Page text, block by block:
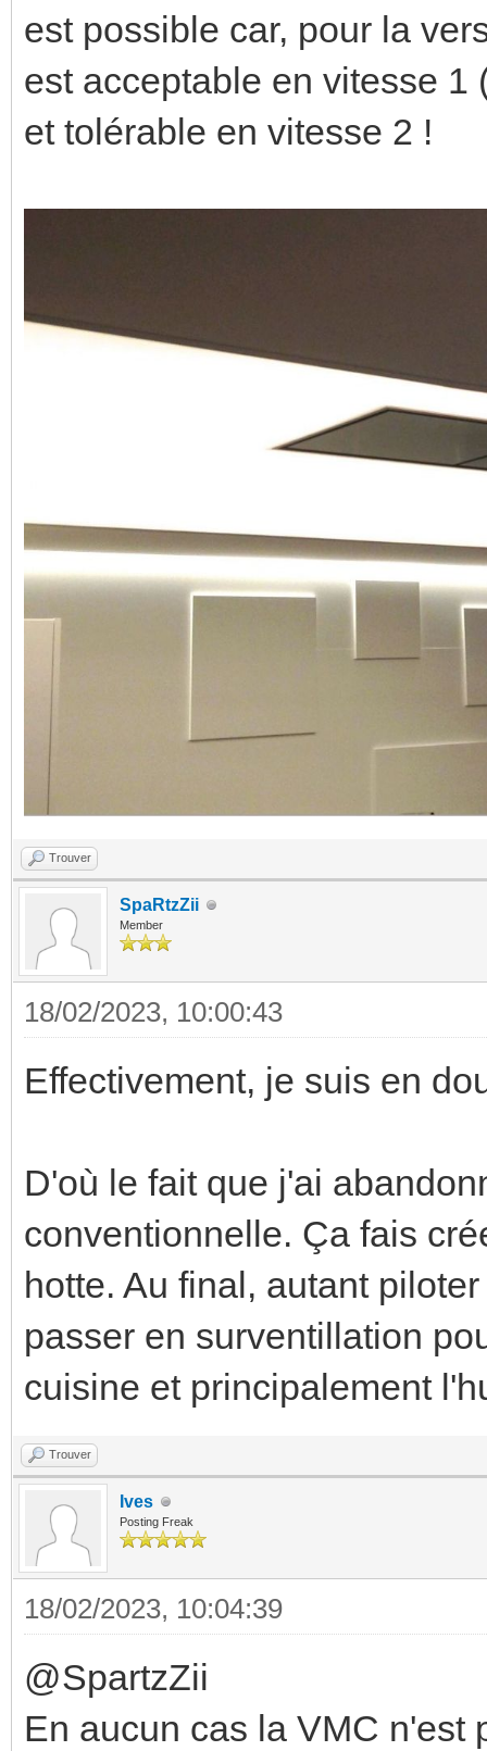
est possible car, pour la
est acceptable en vitesse
et tolérable en vitesse 2 !
Trouver
SpaRtzZii
Member
18/02/2023, 10:00:43
Effectivement, je suis en
D'où le fait que j'ai
conventionnelle. Ça fais
hotte. Au final, autant
passer en surventillation
cuisine et principalement
Trouver
Ives
Posting Freak
18/02/2023, 10:04:39
@SpartzZii
En aucun cas la VMC n'est